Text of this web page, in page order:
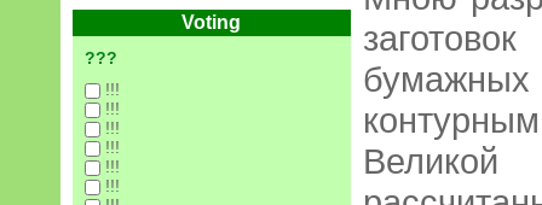
Voting
???
!!!
!!!
!!!
!!!
!!!
!!!
Великой